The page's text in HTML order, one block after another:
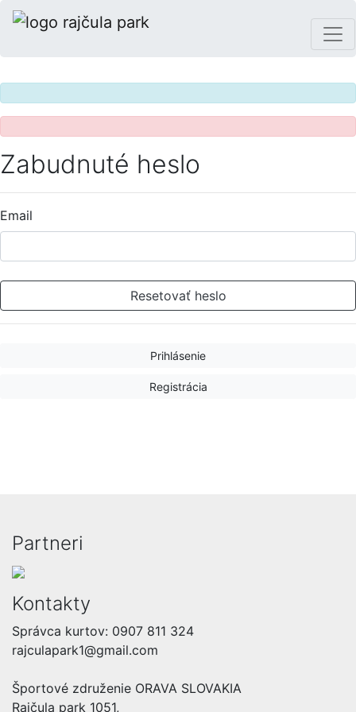
Zabudnuté heslo
Email
Resetovať heslo
Prihlásenie
Registrácia
Partneri
Kontakty
Správca kurtov: 0907 811 324
rajculapark1@gmail.com
Športové združenie ORAVA SLOVAKIA
Rajčula park 1051,